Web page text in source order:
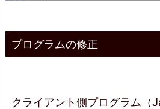
プログラムの修正
クライアント側プログラム（